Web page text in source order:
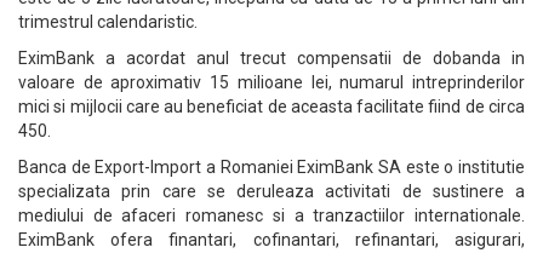
trimestrul calendaristic.
EximBank a acordat anul trecut compensatii de dobanda in
valoare de aproximativ 15 milioane lei, numarul intreprinderilor
mici si mijlocii care au beneficiat de aceasta facilitate fiind de circa
450.
Banca de Export-Import a Romaniei EximBank SA este o institutie
specializata prin care se deruleaza activitati de sustinere a
mediului de afaceri romanesc si a tranzactiilor internationale.
EximBank ofera finantari, cofinantari, refinantari, asigurari,